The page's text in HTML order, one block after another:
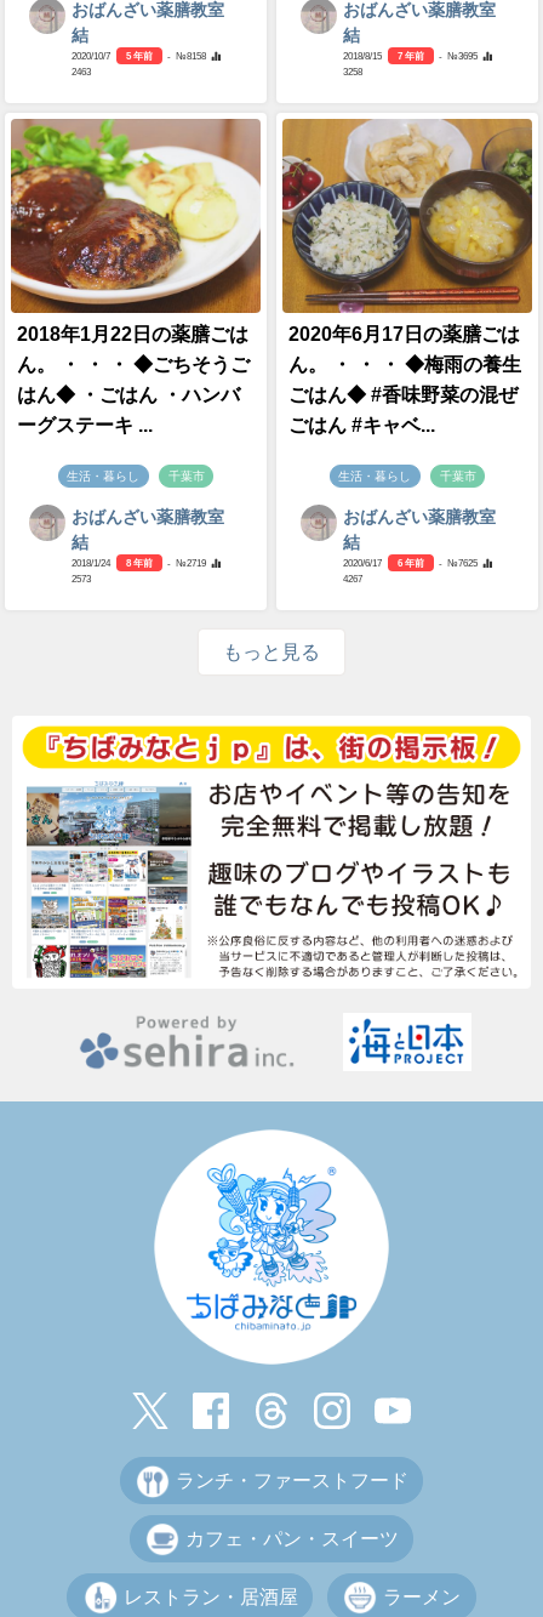
おばんざい薬膳教室
結
2020/10/7 5 年前
- №8158
2463
おばんざい薬膳教室
結
2018/8/15 7 年前
- №3695
3258
2018年1月22日の薬膳ごは
ん。 ・ ・ ・ ◆ごちそうご
はん◆ ・ごはん ・ハンバ
ーグステーキ ...
生活・暮らし 千葉市
おばんざい薬膳教室
結
2018/1/24 8 年前
- №2719
2573
2020年6月17日の薬膳ごは
ん。 ・ ・ ・ ◆梅雨の養生
ごはん◆ #香味野菜の混ぜ
ごはん #キャベ...
生活・暮らし 千葉市
おばんざい薬膳教室
結
2020/6/17 6 年前
- №7625
4267
もっと見る
ランチ・ファーストフード
カフェ・パン・スイーツ
レストラン・居酒屋 ラーメン